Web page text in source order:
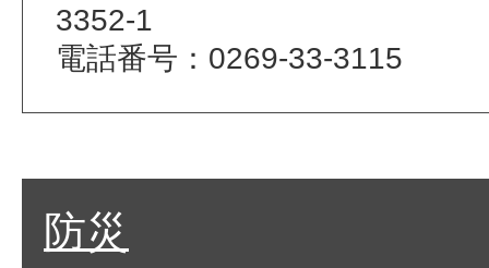
3352-1
電話番号：0269-33-3115
防災